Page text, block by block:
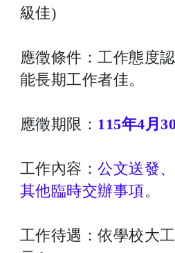
級佳)
應徵條件：工作態度
能長期工作者佳。
應徵期限： 115年4月
工作內容： 公文送發
其他臨時交辦事項。
工作待遇：依學校大